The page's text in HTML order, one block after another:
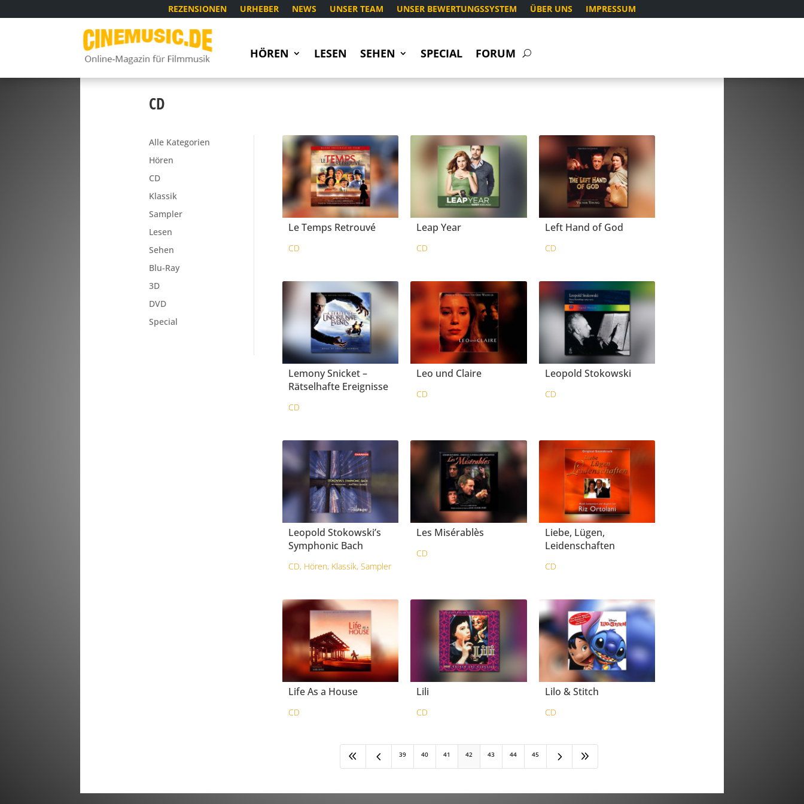
REZENSIONEN URHEBER NEWS UNSER TEAM UNSER BEWERTUNGSSYSTEM ÜBER UNS IMPRESSUM
HÖREN LESEN SEHEN SPECIAL FORUM
CD
Alle Kategorien
Hören
CD
Klassik
Sampler
Lesen
Sehen
Blu-Ray
3D
DVD
Special
Le Temps Retrouvé
CD
Leap Year
CD
Left Hand of God
CD
Lemony Snicket –
Rätselhafte Ereignisse
CD
Leo und Claire
CD
Leopold Stokowski
CD
Leopold Stokowski’s
Symphonic Bach
CD, Hören, Klassik, Sampler
Les Misérablès
CD
Liebe, Lügen,
Leidenschaften
CD
Life As a House
CD
Lili
CD
Lilo & Stitch
CD
8 4 39 40 41 42 43 44 45 5 9